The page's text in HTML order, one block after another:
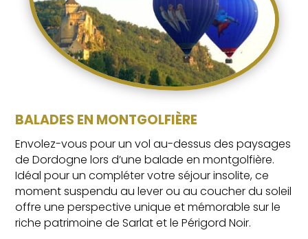
BALADES EN MONTGOLFIÈRE
Envolez-vous pour un vol au-dessus des paysages
de Dordogne lors d’une balade en montgolfière.
Idéal pour un compléter votre séjour insolite, ce
moment suspendu au lever ou au coucher du soleil
offre une perspective unique et mémorable sur le
riche patrimoine de Sarlat et le Périgord Noir.